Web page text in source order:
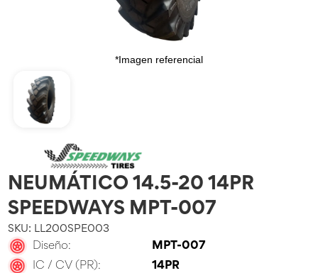
*Imagen referencial
NEUMÁTICO 14.5-20 14PR
SPEEDWAYS MPT-007
SKU: LL200SPE003
Diseño:
MPT-007
IC / CV (PR):
14PR